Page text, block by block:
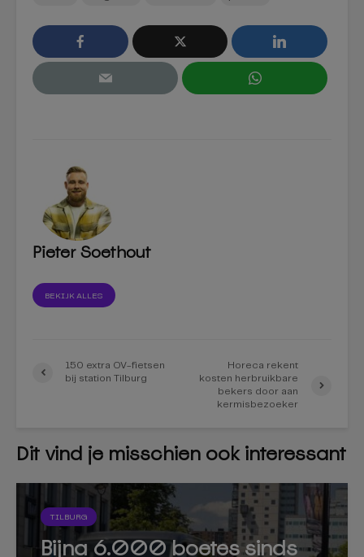
Pieter Soethout
BEKIJK ALLES
150 extra OV-fietsen
bij station Tilburg
Horeca rekent
kosten herbruikbare
bekers door aan
kermisbezoeker
Dit vind je misschien ook interessant
TILBURG
Bijna 6.000 boetes sinds